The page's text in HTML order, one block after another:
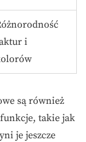
i
są również
takie jak
je jeszcze